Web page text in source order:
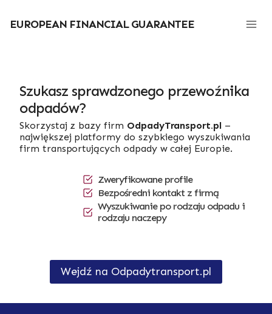
treści
EUROPEAN FINANCIAL GUARANTEE
Szukasz sprawdzonego przewoźnika
odpadów?
Skorzystaj z bazy firm OdpadyTransport.pl–
największej platformy do szybkiego wyszukiwania
firm transportujących odpady w całej Europie.
Zweryfikowane profile
Bezpośredni kontakt z firmą
Wyszukiwanie po rodzaju odpadu i
rodzaju naczepy
Wejdź na Odpadytransport.pl